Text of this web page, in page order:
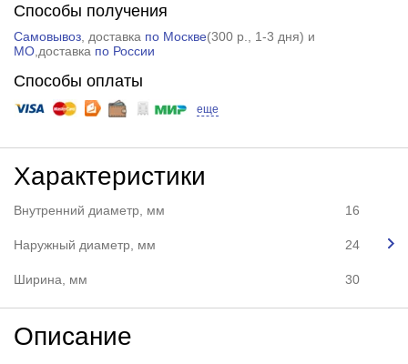
Способы получения
Самовывоз, доставка по Москве(300 р.
, 1-3 дня) и
МО,доставка по России
Способы оплаты
еще
Характеристики
Внутренний диаметр, мм 16
Наружный диаметр, мм 24
Ширина, мм 30
Описание